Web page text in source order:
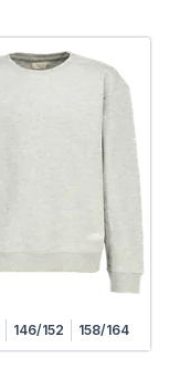
146/152 158/164